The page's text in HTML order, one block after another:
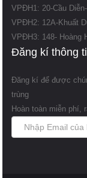
VPĐH1: 20-Cầu
VPĐH2: 12A-Khuất
VPĐH3: 148- Hoàng
Đăng kí thông
Đăng kí để được
trùng
Hoàn toàn miễn phí,